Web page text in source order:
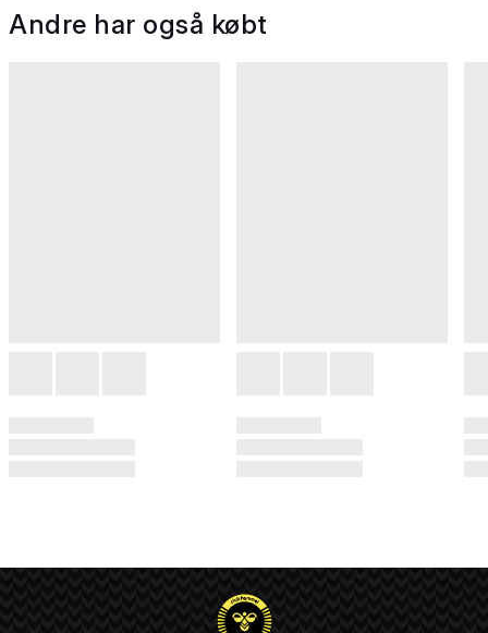
Andre har også købt